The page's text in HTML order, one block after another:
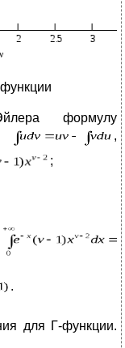
формулу
,
;
.
для Г-функции.